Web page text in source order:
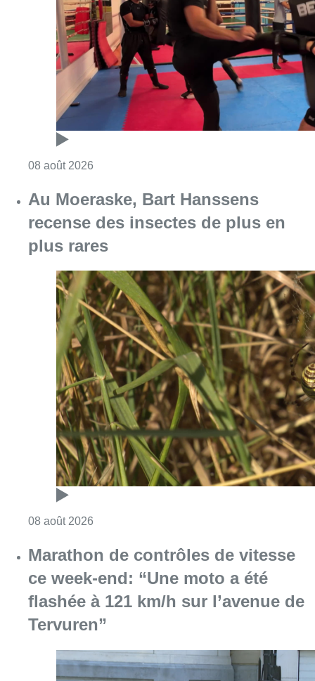
Au Moeraske, Bart Hanssens
recense des insectes de plus en
plus rares
08 août 2026Consulter l'article "Au Moeraske, Bart
Marathon de contrôles de vitesse
ce week-end: “Une moto a été
flashée à 121 km/h sur l’avenue de
Tervuren”